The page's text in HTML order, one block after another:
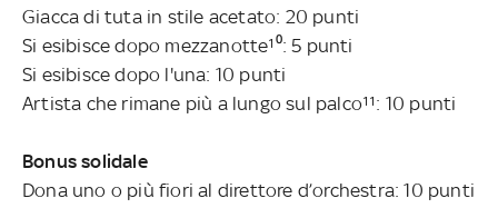
Giacca di tuta in stile acetato: 20 punti
Si esibisce dopo mezzanotte¹⁰: 5 punti
Si esibisce dopo l'una: 10 punti
Artista che rimane più a lungo sul palco¹¹: 10 punti
Bonus solidale
Dona uno o più fiori al direttore d’orchestra: 10 punti